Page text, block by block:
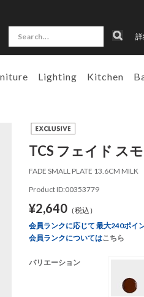
Lighting Kitchen
TCS フェイド ス
FADE SMALL PLATE 13.6CM MILK
Product ID:00353779
¥2,640（税込）
会員ランクに応じて 最大240ポイ
会員ランクについてはこちら
バリエーション